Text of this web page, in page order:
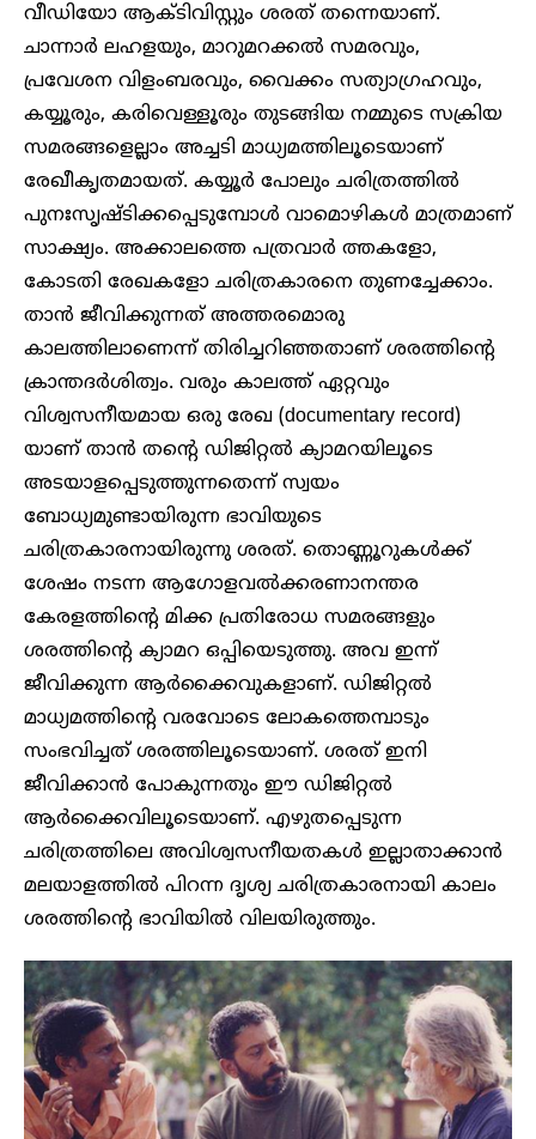
വീഡിയോ ആക്ടിവിസ്റ്റും ശരത് തന്നെയാണ്.
ചാന്നാർ ലഹളയും, മാറുമറക്കൽ സമരവും,
പ്രവേശന വിളംബരവും, വൈക്കം സത്യാഗ്രഹവും,
കയ്യൂരും, കരിവെള്ളൂരും തുടങ്ങിയ നമ്മുടെ സക്രിയ
സമരങ്ങളെല്ലാം അച്ചടി മാധ്യമത്തിലൂടെയാണ്
രേഖീകൃതമായത്. കയ്യൂർ പോലും ചരിത്രത്തിൽ
പുനഃസൃഷ്ടിക്കപ്പെടുമ്പോൾ വാമൊഴികൾ മാത്രമാണ്
സാക്ഷ്യം. അക്കാലത്തെ പത്രവാർ ത്തകളോ,
കോടതി രേഖകളോ ചരിത്രകാരനെ തുണച്ചേക്കാം.
താൻ ജീവിക്കുന്നത് അത്തരമൊരു
കാലത്തിലാണെന്ന് തിരിച്ചറിഞ്ഞതാണ് ശരത്തിന്റെ
ക്രാന്തദർശിത്വം. വരും കാലത്ത് ഏറ്റവും
വിശ്വസനീയമായ ഒരു രേഖ (documentary record)
യാണ് താൻ തന്റെ ഡിജിറ്റൽ ക്യാമറയിലൂടെ
അടയാളപ്പെടുത്തുന്നതെന്ന് സ്വയം
ബോധ്യമുണ്ടായിരുന്ന ഭാവിയുടെ
ചരിത്രകാരനായിരുന്നു ശരത്. തൊണ്ണൂറുകൾക്ക്
ശേഷം നടന്ന ആഗോളവൽക്കരണാനന്തര
കേരളത്തിന്റെ മിക്ക പ്രതിരോധ സമരങ്ങളും
ശരത്തിന്റെ ക്യാമറ ഒപ്പിയെടുത്തു. അവ ഇന്ന്
ജീവിക്കുന്ന ആർക്കൈവുകളാണ്. ഡിജിറ്റൽ
മാധ്യമത്തിന്റെ വരവോടെ ലോകത്തെമ്പാടും
സംഭവിച്ചത് ശരത്തിലൂടെയാണ്. ശരത് ഇനി
ജീവിക്കാൻ പോകുന്നതും ഈ ഡിജിറ്റൽ
ആർക്കൈവിലൂടെയാണ്. എഴുതപ്പെടുന്ന
ചരിത്രത്തിലെ അവിശ്വസനീയതകൾ ഇല്ലാതാക്കാൻ
മലയാളത്തിൽ പിറന്ന ദൃശ്യ ചരിത്രകാരനായി കാലം
ശരത്തിന്റെ ഭാവിയിൽ വിലയിരുത്തും.